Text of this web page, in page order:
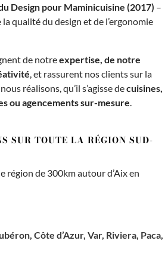
Design pour Maminicuisine (2017) –
qualité du design et de l’ergonomie
de notreexpertise, de notre
, et rassurent nos clients sur la
réalisons, qu’il s’agisse decuisines,
ou agencements sur-mesure.
SUR TOUTE LA RÉGION SUD-
région de 300km autour d’Aix en
Côte d’Azur, Var, Riviera, Paca,